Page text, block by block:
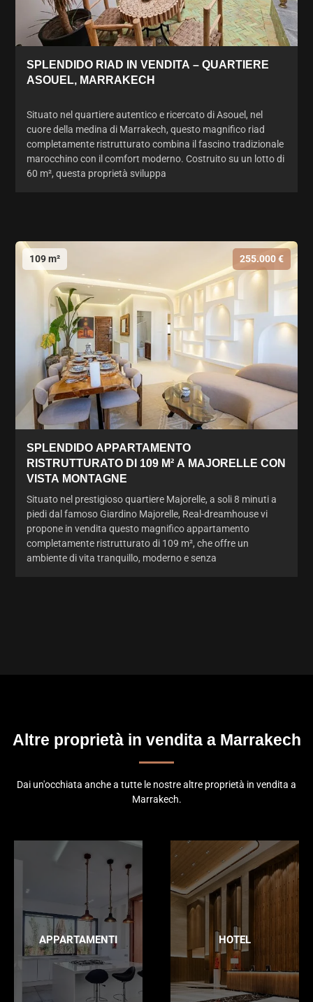
SPLENDIDO RIAD IN VENDITA – QUARTIERE
ASOUEL, MARRAKECH
Situato nel quartiere autentico e ricercato di Asouel, nel
cuore della medina di Marrakech, questo magnifico riad
completamente ristrutturato combina il fascino tradizionale
marocchino con il comfort moderno. Costruito su un lotto di
60 m², questa proprietà sviluppa
109 m² 255.000 €
SPLENDIDO APPARTAMENTO
RISTRUTTURATO DI 109 M² A MAJORELLE CON
VISTA MONTAGNE
Situato nel prestigioso quartiere Majorelle, a soli 8 minuti a
piedi dal famoso Giardino Majorelle, Real-dreamhouse vi
propone in vendita questo magnifico appartamento
completamente ristrutturato di 109 m², che offre un
ambiente di vita tranquillo, moderno e senza
Altre proprietà in vendita a Marrakech
Dai un'occhiata anche a tutte le nostre altre proprietà in vendita a
Marrakech.
APPARTAMENTI HOTEL